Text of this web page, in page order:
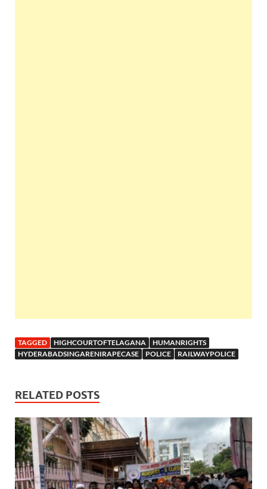
TAGGED HIGHCOURTOFTELAGANA
HUMANRIGHTS
HYDERABADSINGARENIRAPECASE
POLICE RAILWAYPOLICE
RELATED POSTS